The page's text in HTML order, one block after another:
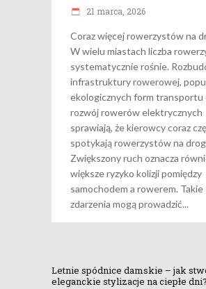
21 marca, 2026
Coraz więcej rowerzystów na
W wielu miastach liczba
systematycznie rośnie.
infrastruktury rowerowej,
ekologicznych form transportu
rozwój rowerów elektrycznych
sprawiają, że kierowcy coraz
spotykają rowerzystów na
Zwiększony ruch oznacza
większe ryzyko kolizji pomiędzy
samochodem a rowerem. Takie
zdarzenia mogą prowadzić
Letnie spódnice damskie – jak
eleganckie stylizacje na ciepłe dni?